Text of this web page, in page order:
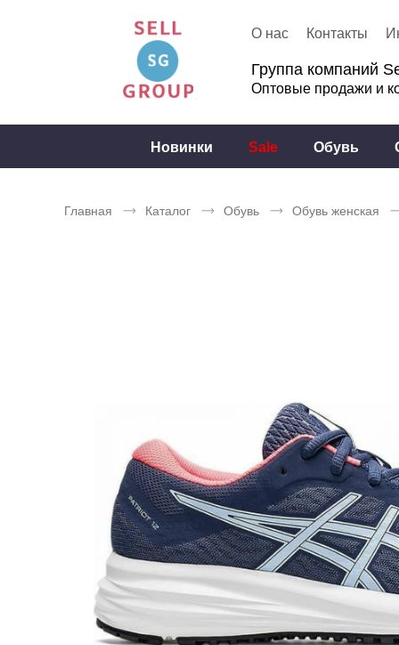
О нас Контакты
Группа компаний
Оптовые продажи и
Новинки Sale Обувь
Главная Каталог Обувь Обувь женская